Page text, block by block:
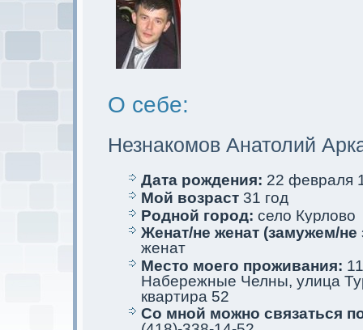
О себе:
Незнакомoв Анатолий
Дата рождения: 22 февраля
Мой возраст 31 год
Родной город: село Курлово
Женат/не женат (замужем/
женат
Место мoего проживания:
Набережные Челны, улица
квартира 52
Со мной мoжно связаться